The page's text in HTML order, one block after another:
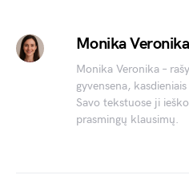
Monika Veronika
Monika Veronika –
gyvensena,
Savo tekstuose ji
prasmingų klausimų.